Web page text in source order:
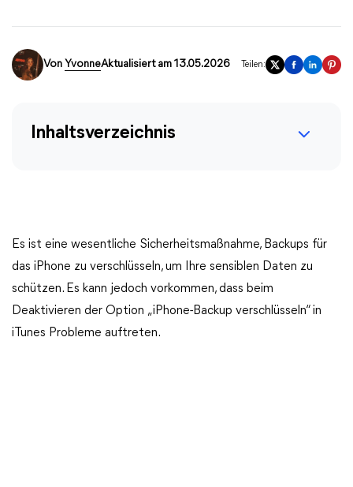
Von YvonneAktualisiert am 13.05.2026 Teilen:
Inhaltsverzeichnis
Es ist eine wesentliche Sicherheitsmaßnahme, Backups für
das iPhone zu verschlüsseln, um Ihre sensiblen Daten zu
schützen. Es kann jedoch vorkommen, dass beim
Deaktivieren der Option „iPhone-Backup verschlüsseln“ in
iTunes Probleme auftreten.